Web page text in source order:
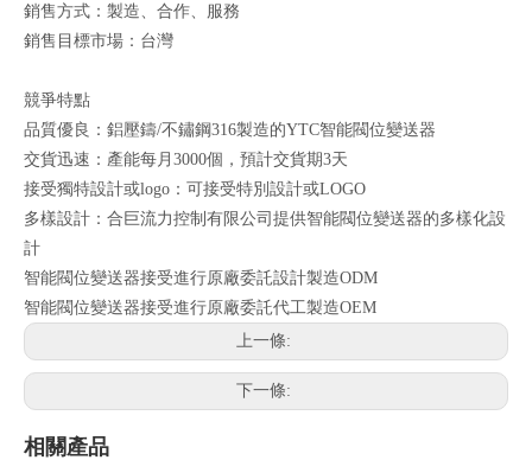
銷售方式：製造、合作、服務
銷售目標市場：台灣
競爭特點
品質優良：鋁壓鑄/不鏽鋼316製造的YTC智能閥位變送器
交貨迅速：產能每月3000個，預計交貨期3天
接受獨特設計或logo：可接受特別設計或LOGO
多樣設計：合巨流力控制有限公司提供智能閥位變送器的多樣化設
計
智能閥位變送器接受進行原廠委託設計製造ODM
智能閥位變送器接受進行原廠委託代工製造OEM
上一條:
下一條:
相關產品